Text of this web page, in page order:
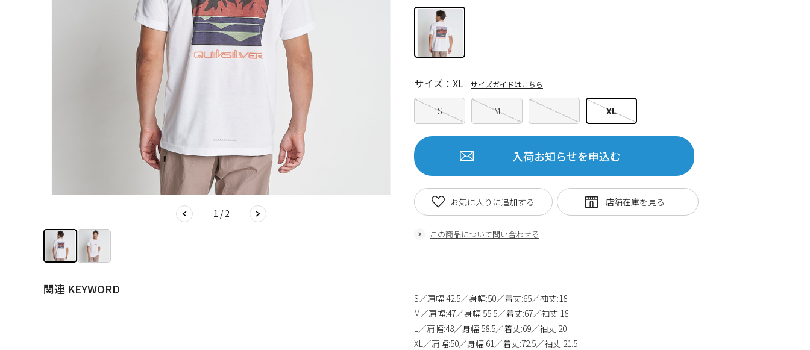
1 / 2
関連 KEYWORD
S M L XL
サイズ：XL サイズガイドはこちら
入荷お知らせを申込む
この商品について問い合わせる
お気に入りに追加する
S／肩幅:42.5／身幅:50／着丈:65／袖丈:18
M／肩幅:47／身幅:55.5／着丈:67／袖丈:18
L／肩幅:48／身幅:58.5／着丈:69／袖丈:20
XL／肩幅:50／身幅:61／着丈:72.5／袖丈:21.5